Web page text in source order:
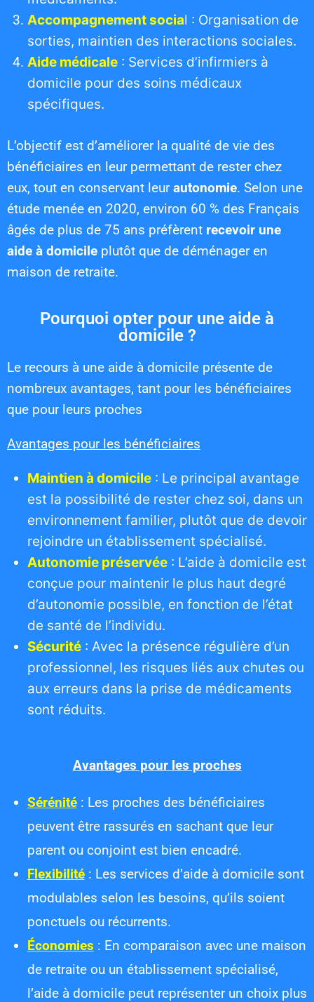
Accompagnement social : Organisation de
sorties, maintien des interactions sociales.
Aide médicale: Services d’infirmiers à
domicile pour des soins médicaux
spécifiques.
L’objectif est d’améliorer la qualité de vie des
bénéficiaires en leur permettant de rester chez
eux, tout en conservant leurautonomie. Selon une
étude menée en 2020, environ 60 % des Français
âgés de plus de 75 ans préfèrent recevoir une
aide à domicile plutôt que de déménager en
maison de retraite.
Pourquoi opter pour une aide à
domicile ?
Le recours à une aide à domicile présente de
nombreux avantages, tant pour les bénéficiaires
que pour leurs proches
Avantages pour les bénéficiaires
Maintien à domicile: Le principal avantage
est la possibilité de rester chez soi, dans un
environnement familier, plutôt que de devoir
rejoindre un établissement spécialisé.
Autonomie préservée : L’aide à domicile est
conçue pour maintenir le plus haut degré
d’autonomie possible, en fonction de l’état
de santé de l’individu.
Sécurité: Avec la présence régulière d’un
professionnel, les risques liés aux chutes ou
aux erreurs dans la prise de médicaments
sont réduits.
Avantages pour les proches
Sérénité: Les proches des bénéficiaires
peuvent être rassurés en sachant que leur
parent ou conjoint est bien encadré.
Flexibilité: Les services d’aide à domicile sont
modulables selon les besoins, qu’ils soient
ponctuels ou récurrents.
Économies : En comparaison avec une maison
de retraite ou un établissement spécialisé,
l’aide à domicile peut représenter un choix plus